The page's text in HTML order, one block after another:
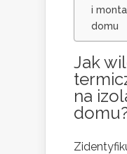
i
domu
Jak
na